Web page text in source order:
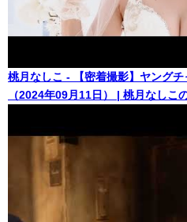
桃月なしこ - 【密着撮影】ヤング
（2024年09月11日） | 桃月なしこ